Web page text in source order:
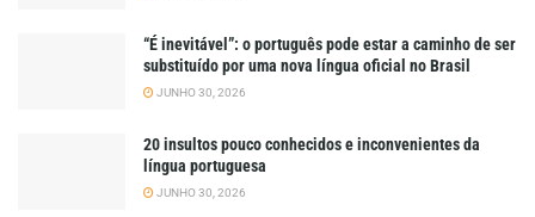
“É inevitável”: o português pode estar a caminho de ser
substituído por uma nova língua oficial no Brasil
JUNHO 30, 2026
20 insultos pouco conhecidos e inconvenientes da
língua portuguesa
JUNHO 30, 2026